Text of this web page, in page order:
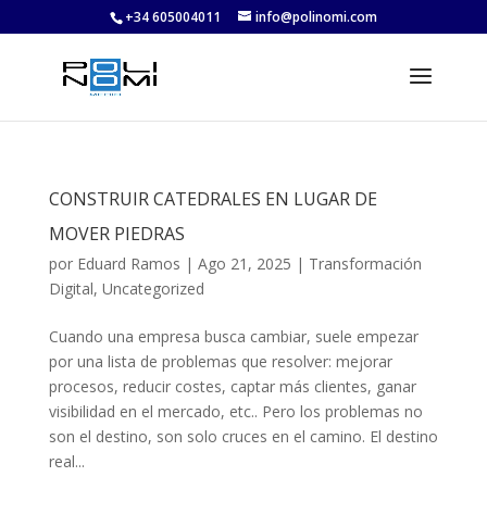
+34 605004011 info@polinomi.com
CONSTRUIR CATEDRALES EN LUGAR DE
MOVER PIEDRAS
por Eduard Ramos | Ago 21, 2025 | Transformación
Digital, Uncategorized
Cuando una empresa busca cambiar, suele empezar
por una lista de problemas que resolver: mejorar
procesos, reducir costes, captar más clientes, ganar
visibilidad en el mercado, etc.. Pero los problemas no
son el destino, son solo cruces en el camino. El destino
real...